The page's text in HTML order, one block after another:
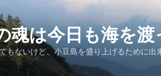
魂は今日も海を
もないけど、小豆島を盛り上げるために出